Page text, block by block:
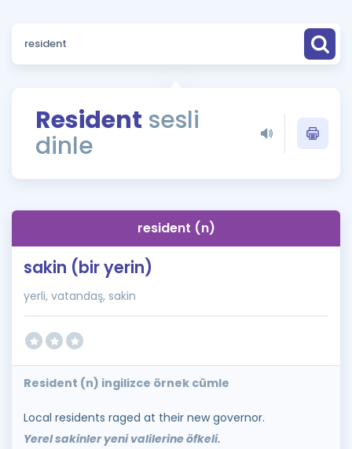
Sözlük
Rehberlik Aracı
ÖSYM Sınav Takvimi
İngilizce Gramer
Hakkımızda
Resident sesli
dinle
resident (n)
sakin (bir yerin)
yerli, vatandaş, sakin
Resident (n) ingilizce örnek cümle
Local residents raged at their new governor.
Yerel sakinler yeni valilerine öfkeli.